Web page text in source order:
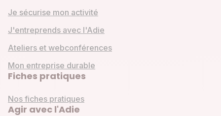
Je sécurise mon activité
J'entreprends avec l'Adie
Ateliers et webconférences
Mon entreprise durable
Fiches pratiques
Nos fiches pratiques
Agir avec l'Adie